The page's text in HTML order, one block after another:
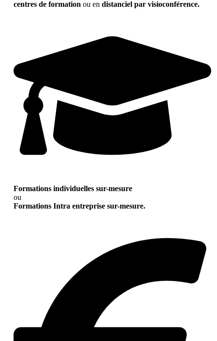
centres de formation ou en distanciel par visioconférence.
Formations individuelles sur-mesure
ou
Formations Intra entreprise sur-mesure.